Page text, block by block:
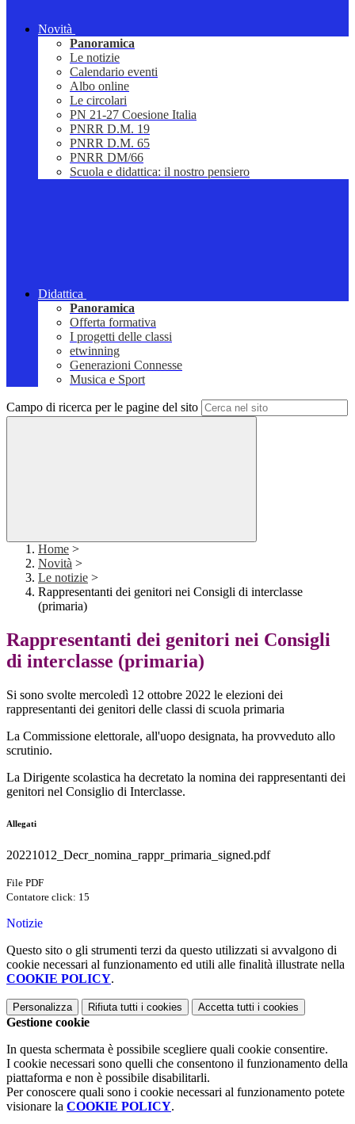
Novità
Panoramica
Le notizie
Calendario eventi
Albo online
Le circolari
PN 21-27 Coesione Italia
PNRR D.M. 19
PNRR D.M. 65
PNRR DM/66
Scuola e didattica: il nostro pensiero
Didattica
Panoramica
Offerta formativa
I progetti delle classi
etwinning
Generazioni Connesse
Musica e Sport
Campo di ricerca per le pagine del sito
Home >
Novità >
Le notizie >
Rappresentanti dei genitori nei Consigli di interclasse
(primaria)
Rappresentanti dei genitori nei Consigli
di interclasse (primaria)
Si sono svolte mercoledì 12 ottobre 2022 le elezioni dei
rappresentanti dei genitori delle classi di scuola primaria
La Commissione elettorale, all'uopo designata, ha provveduto allo
scrutinio.
La Dirigente scolastica ha decretato la nomina dei rappresentanti dei
genitori nel Consiglio di Interclasse.
Allegati
20221012_Decr_nomina_rappr_primaria_signed.pdf
File PDF
Contatore click: 15
Notizie
Questo sito o gli strumenti terzi da questo utilizzati si avvalgono di
cookie necessari al funzionamento ed utili alle finalità illustrate nella
COOKIE POLICY.
Personalizza Rifiuta tutti i cookies Accetta tutti i cookies
Gestione cookie
In questa schermata è possibile scegliere quali cookie consentire.
I cookie necessari sono quelli che consentono il funzionamento della
piattaforma e non è possibile disabilitarli.
Per conoscere quali sono i cookie necessari al funzionamento potete
visionare la COOKIE POLICY.